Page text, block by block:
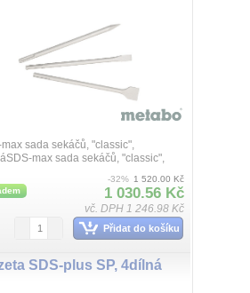
max sada sekáčů, "classic",
max sada sekáčů, "classic",
-32% 1 520.00 Kč
1 030.56 Kč
vč. DPH 1 246.98 Kč
Přidat do košíku
SDS-plus SP, 4dílná